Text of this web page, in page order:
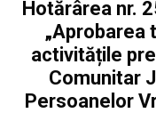
Hotărârea nr.
„Aprobarea
activitățile
Comunitar
Persoanelor